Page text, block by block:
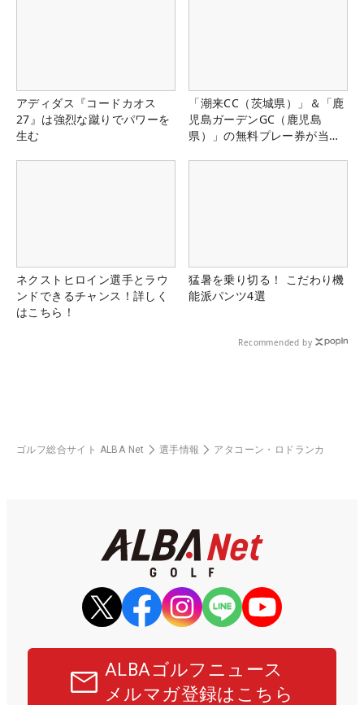
アディダス『コードカオス
27』は強烈な蹴りでパワーを
生む
「潮来CC（茨城県）」＆「鹿
児島ガーデンGC（鹿児島
県）」の無料プレー券が当た
ネクストヒロイン選手とラウ
ンドできるチャンス！詳しく
はこちら！
猛暑を乗り切る！ こだわり機
能派パンツ4選
Recommended by
ゴルフ総合サイト ALBA Net 選手情報 アタコーン・ロドランカ
ALBAゴルフニュース
メルマガ登録はこちら